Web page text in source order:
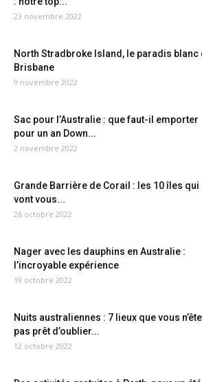
23 novembre 2022
North Stradbroke Island, le paradis blanc
Brisbane
9 novembre 2022
Sac pour l’Australie : que faut-il emporter
pour un an Down...
2 novembre 2022
Grande Barrière de Corail : les 10 îles qui
vont vous...
26 octobre 2022
Nager avec les dauphins en Australie :
l’incroyable expérience
19 octobre 2022
Nuits australiennes : 7 lieux que vous
pas prêt d’oublier...
12 octobre 2022